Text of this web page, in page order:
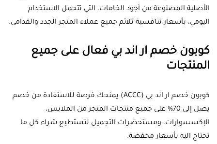
الأصلية المصنوعة من أجود الخامات، التي تتحمل الاستخدام
اليومي، بأسعار تنافسية تلائم جميع عملاء المتجر الجدد والقدامى.
كوبون خصم ار اند بي فعال على جميع
المنتجات
كوبون خصم ار اند بي (ACCC) يمنحك فرصة للاستفادة من خصم
يصل إلى 70% على جميع منتجات المتجر من الملابس،
الإكسسوارات، ومستحضرات التجميل لتستطيع شراء كل ما
تحتاج اليه بأسعار مخفضة.